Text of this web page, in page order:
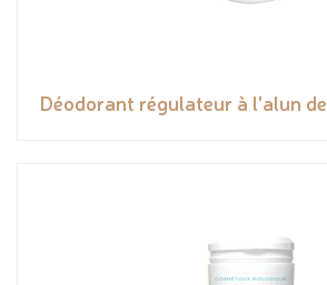
Déodorant régulateur à l'alun